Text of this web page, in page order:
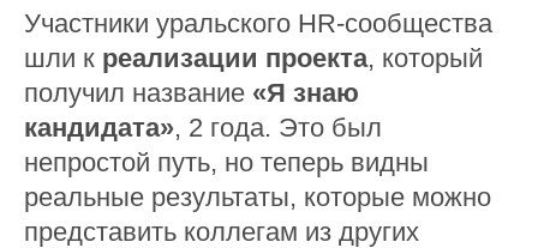
Участники уральского HR-сообщества
шли к реализации проекта, который
получил название «Я знаю
кандидата», 2 года. Это был
непростой путь, но теперь видны
реальные результаты, которые можно
представить коллегам из других